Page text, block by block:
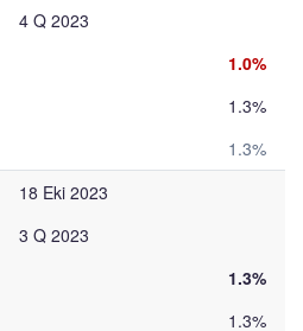
4 Q 2023
1.0%
1.3%
1.3%
18 Eki 2023
3 Q 2023
1.3%
1.3%